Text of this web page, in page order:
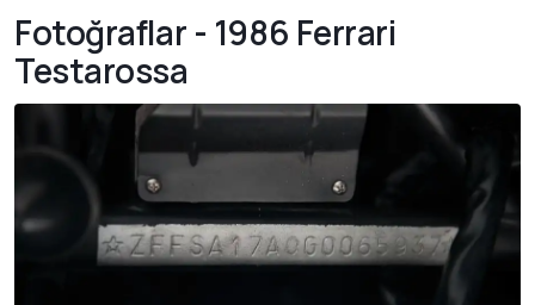
Fotoğraflar - 1986 Ferrari
Testarossa